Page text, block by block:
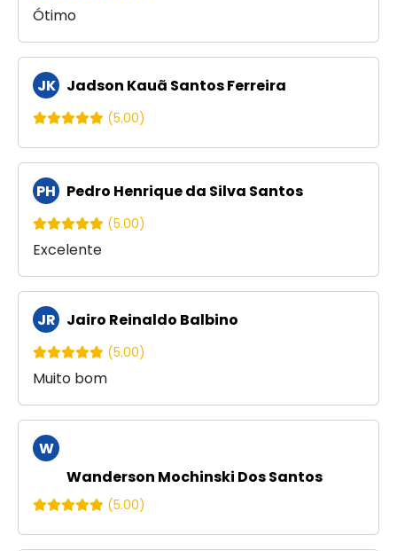
Ótimo
JK Jadson Kauã Santos Ferreira
(5.00)
PH Pedro Henrique da Silva Santos
(5.00)
Excelente
JR Jairo Reinaldo Balbino
(5.00)
Muito bom
W
Wanderson Mochinski Dos Santos
(5.00)